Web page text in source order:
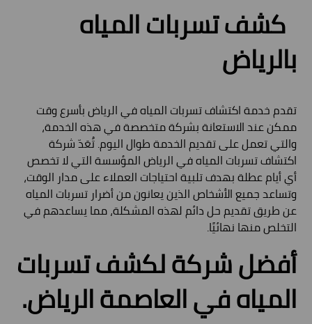
كشف تسربات المياه
بالرياض
تقدم خدمة اكتشاف تسربات المياه في الرياض بأسرع وقت
ممكن عند الاستعانة بشركة متخصصة في هذه الخدمة،
والتي تعمل على تقديم الخدمة طوال اليوم. تُعَدّ شركة
اكتشاف تسربات المياه في الرياض المؤسسة التي لا تخصص
أي أيام عطلة بهدف تلبية احتياجات العملاء على مدار الوقت،
وتساعد جميع الأشخاص الذين يعانون من أضرار تسربات المياه
عن طريق تقديم حل دائم لهذه المشكلة، مما يساعدهم في
التخلص منها نهائيًا.
أفضل شركة لكشف تسربات
المياه في العاصمة الرياض.